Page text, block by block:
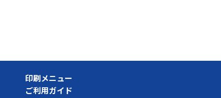
印刷メニュー
ご利用ガイド